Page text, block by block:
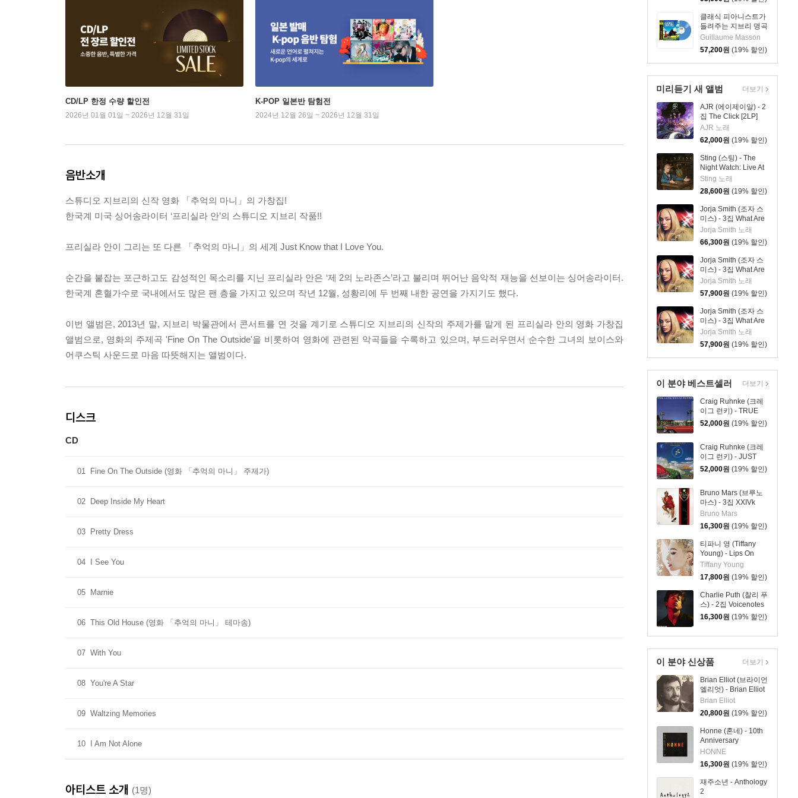
스세트]
클래식 피아니스트가
들려주는 지브리 명곡
집 (Ghibli Movies
Piano in the Sky -
Guillaume Masson)
[블루 컬러 LP]
Guillaume Masson
57,200원 (19% 할인)
미리듣기 새 앨범
AJR (에이제이알) - 2
집 The Click [2LP]
AJR 노래
62,000원 (19% 할인)
Sting (스팅) - The
Night Watch: Live At
The Rijksmuseum
Sting 노래
28,600원 (19% 할인)
Jorja Smith (조자 스
미스) - 3집 What Are
The Odds [스플래터
컬러 LP]
Jorja Smith 노래
66,300원 (19% 할인)
Jorja Smith (조자 스
미스) - 3집 What Are
The Odds [심플 오렌
지 컬러 LP]
Jorja Smith 노래
57,900원 (19% 할인)
Jorja Smith (조자 스
미스) - 3집 What Are
The Odds [심플 바이
올렛 컬러 LP]
Jorja Smith 노래
57,900원 (19% 할인)
더보기
이 분야 베스트셀러
Craig Ruhnke (크레
이그 런키) - TRUE
LOVE [LP]
52,000원 (19% 할인)
Craig Ruhnke (크레
이그 런키) - JUST
LIKE THE OLD
52,000원 (19% 할인)
Bruno Mars (브루노
마스) - 3집 XXIVk
Magic (24K 매직)
Bruno Mars
16,300원 (19% 할인)
티파니 영 (Tiffany
Young) - Lips On
Lips [EP]
Tiffany Young
17,800원 (19% 할인)
Charlie Puth (찰리 푸
스) - 2집 Voicenotes
16,300원 (19% 할인)
더보기
이 분야 신상품
Brian Elliot (브라이언
엘리엇) - Brian Elliot
Brian Elliot
20,800원 (19% 할인)
Honne (혼네) - 10th
Anniversary
Compilation
[HONNE – 10]
HONNE
16,300원 (19% 할인)
재주소년 - Anthology
2
더보기
CD/LP 한정 수량 할인전
2026년 01월 01일 ~ 2026년 12월 31일
K-POP 일본반 탐험전
2024년 12월 26일 ~ 2026년 12월 31일
음반소개
스튜디오 지브리의 신작 영화 「추억의 마니」의 가창집!
한국계 미국 싱어송라이터 ‘프리실라 안’의 스튜디오 지브리 작품!!
프리실라 안이 그리는 또 다른 「추억의 마니」의 세계 Just Know that I Love You.
순간을 붙잡는 포근하고도 감성적인 목소리를 지닌 프리실라 안은 ‘제 2의 노라존스’라고 불리며 뛰어난 음악적 재능을 선보이는 싱어송라이터.
한국계 혼혈가수로 국내에서도 많은 팬 층을 가지고 있으며 작년 12월, 성황리에 두 번째 내한 공연을 가지기도 했다.
이번 앨범은, 2013년 말, 지브리 박물관에서 콘서트를 연 것을 계기로 스튜디오 지브리의 신작의 주제가를 맡게 된 프리실라 안의 영화 가창집
앨범으로, 영화의 주제곡 'Fine On The Outside'을 비롯하여 영화에 관련된 악곡들을 수록하고 있으며, 부드러우면서 순수한 그녀의 보이스와
어쿠스틱 사운드로 마음 따뜻해지는 앨범이다.
디스크
CD
01 Fine On The Outside (영화 「추억의 마니」 주제가)
02 Deep Inside My Heart
03 Pretty Dress
04 I See You
05 Marnie
06 This Old House (영화 「추억의 마니」 테마송)
07 With You
08 You're A Star
09 Waltzing Memories
10 I Am Not Alone
아티스트 소개 (1명)